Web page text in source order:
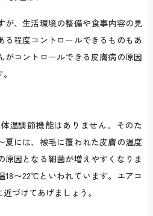
が、生活環境の整備や食事内容の見
る程度コントロールできるものもあ
がコントロールできる皮膚病の原因
温調節機能はありません。そのた
夏には、被毛に覆われた皮膚の温度
原因となる細菌が増えやすくなりま
18〜22℃といわれています。エアコ
づけてあげましょう。